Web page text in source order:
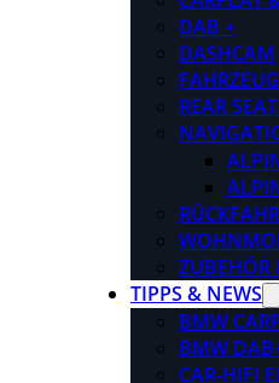
DAB +
DASHCAM
REAR
TIPPS & NEWS
BMW
BMW
CAR-HIFI